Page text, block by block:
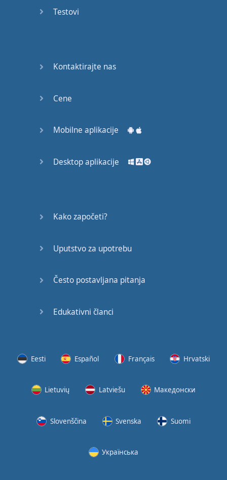
Testovi
Kontaktirajte nas
Cene
Mobilne aplikacije
Desktop aplikacije
Kako započeti?
Uputstvo za upotrebu
Često postavljana pitanja
Edukativni članci
Eesti Español Français Hrvatski
Lietuvių Latviešu Македонски
Slovenščina Svenska Suomi
Українська